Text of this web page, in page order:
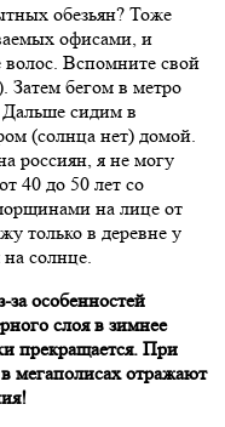
обезьян? Тоже
офисами, и
Вспомните свой
Затем бегом в метро
сидим в
(солнца нет) домой.
россиян, я не могу
40 до 50 лет со
на лице от
только в деревне у
солнце.
особенностей
слоя в зимнее
прекращается. При
мегаполисах отражают